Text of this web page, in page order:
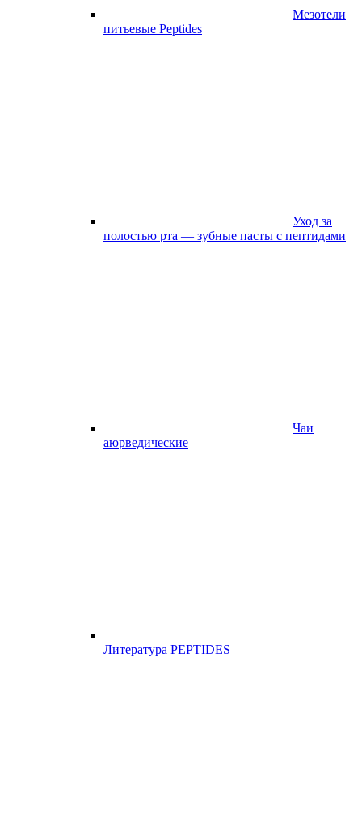
Мезотели
питьевые Peptides
Уход за
полостью рта — зубные пасты с пептидами
Чаи
аюрведические
Литература PEPTIDES